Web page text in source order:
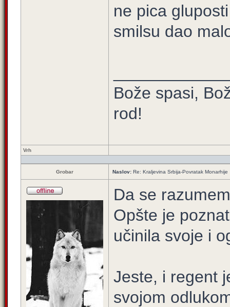
ne pica
smilsu dao
Bože spasi,
rod!
Vrh
Grobar Naslov: Re: Kraljevina Srbija-Povratak Monarhije
Da se
Opšte je
učinila svoje i
Jeste, i regent
svojom